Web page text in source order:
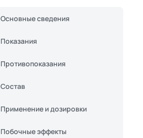
Основные сведения
Показания
Противопоказания
Состав
Применение и дозировки
Побочные эффекты